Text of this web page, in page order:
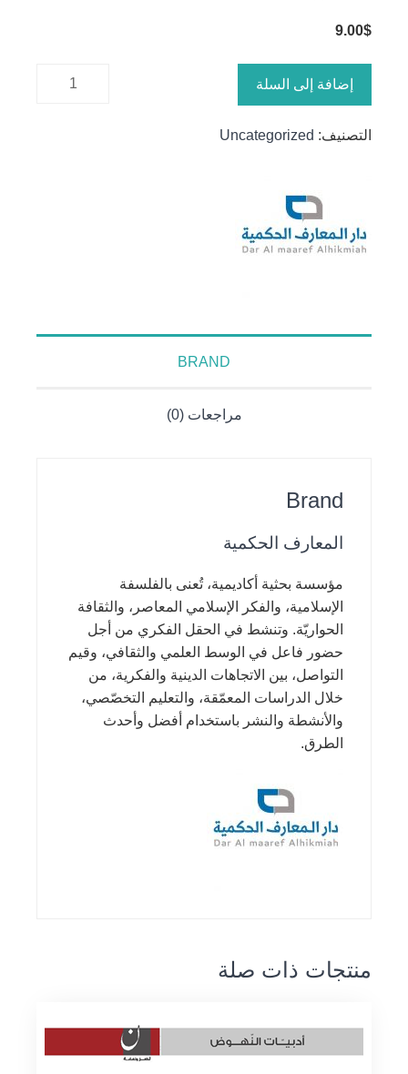
9.00$
كمية سكن
إضافة إلى السلة
التصنيف: Uncategorized
BRAND
مراجعات (0)
Brand
المعارف الحكمية
مؤسسة بحثية أكاديمية، تُعنى بالفلسفة
الإسلامية، والفكر الإسلامي المعاصر، والثقافة
الحواريّة. وتنشط في الحقل الفكري من أجل
حضور فاعل في الوسط العلمي والثقافي، وقيم
التواصل، بين الاتجاهات الدينية والفكرية، من
خلال الدراسات المعمّقة، والتعليم التخصّصي،
والأنشطة والنشر باستخدام أفضل وأحدث
الطرق.
منتجات ذات صلة